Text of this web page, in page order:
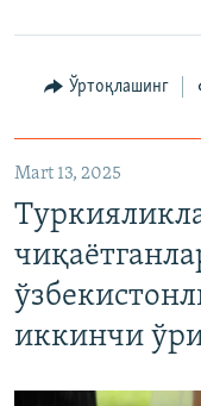
Ўртоқлашинг
Mart 13, 2025
иккинчи